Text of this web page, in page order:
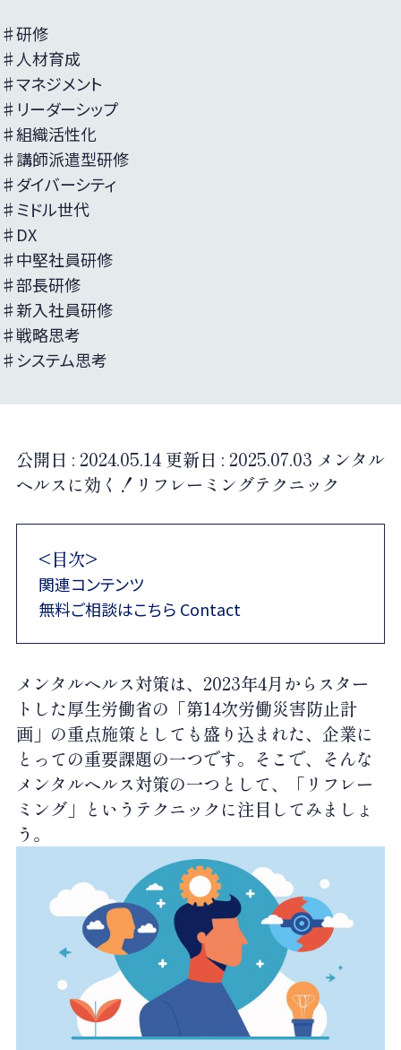
♯研修
♯人材育成
♯マネジメント
♯リーダーシップ
♯組織活性化
♯講師派遣型研修
♯ダイバーシティ
♯ミドル世代
♯DX
♯中堅社員研修
♯部長研修
♯新入社員研修
♯戦略思考
♯システム思考
公開日 : 2024.05.14 更新日 : 2025.07.03 メンタル
ヘルスに効く！リフレーミングテクニック
<目次>
関連コンテンツ
無料ご相談はこちら Contact
メンタルヘルス対策は、 2023年4月からスター
トした厚生労働省の「第14次労働災害防止計
画」の重点施策としても盛り込まれた、企業に
とっての重要課題の一つです。そこで、そんな
メンタルヘルス対策の一つとして、「リフレー
ミング」というテクニックに注目してみましょ
う。